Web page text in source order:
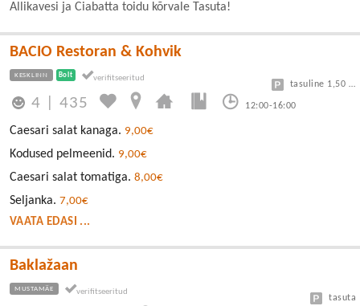
Allikavesi ja Ciabatta toidu kõrvale Tasuta!
BACIO Restoran & Kohvik
KESKLINN Bolt
4 |435 12:00-16:00
tasuline 1,50 eur/h
Caesari salat kanaga. 9,00€
Kodused pelmeenid. 9,00€
Caesari salat tomatiga. 8,00€
Seljanka. 7,00€
VAATA EDASI ...
Baklažaan
MUSTAMÄE
tasuta